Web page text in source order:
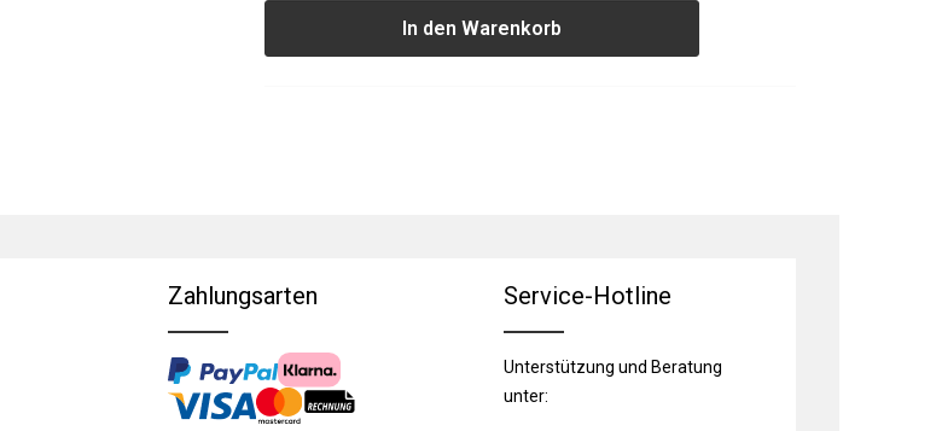
In den Warenkorb
Zahlungsarten Service-Hotline
Unterstützung und Beratung
unter: